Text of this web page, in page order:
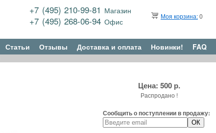
+7 (495) 210-99-81 Магазин
+7 (495) 268-06-94Офис
Моя корзина:0
Статьи Отзывы Доставка и оплата Новинки! FAQ
Цена: 500 р.
Распродано !
Сообщить о поступлении в продажу: